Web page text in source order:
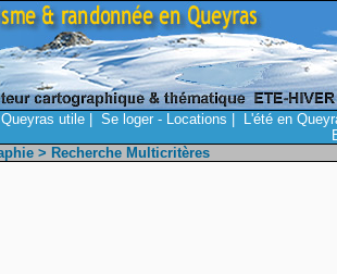
Queyras utile Se loger - Locations
L'été en
> Recherche Multicritères